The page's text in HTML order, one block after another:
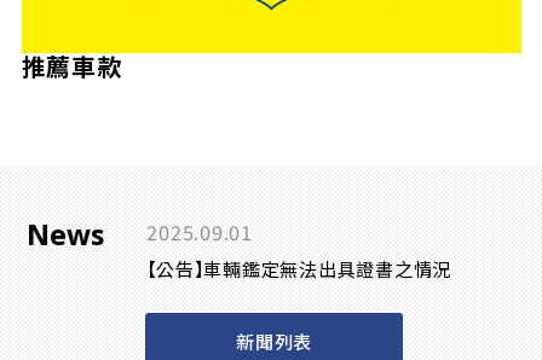
推薦車款
News 2025.09.01
【公告】車輛鑑定無法出具證書之情況
新聞列表